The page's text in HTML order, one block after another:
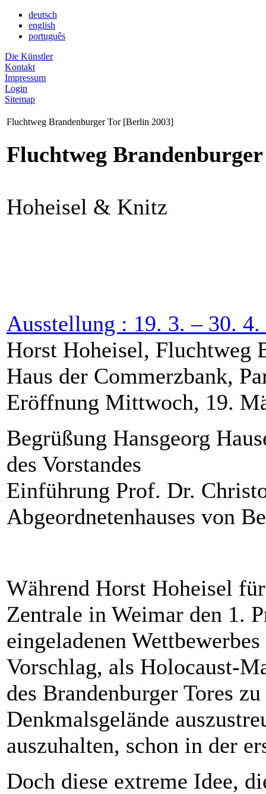
deutsch
english
português
Die Künstler
Kontakt
Impressum
Login
Sitemap
Fluchtweg Brandenburger Tor [Berlin 2003]
Fluchtweg
Hoheisel & Knitz
Ausstellung : 19. 3. – 30. 4.
Horst Hoheisel, Fluchtweg
Haus der Commerzbank,
Eröffnung Mittwoch, 19.
Begrüßung Hansgeorg
des Vorstandes
Einführung Prof. Dr.
Abgeordnetenhauses von
Während Horst Hoheisel
Zentrale in Weimar den 1.
eingeladenen
Vorschlag, als Holocaust-
des Brandenburger Tores
Denkmalsgelände
auszuhalten, schon in der
Doch diese extreme Idee,